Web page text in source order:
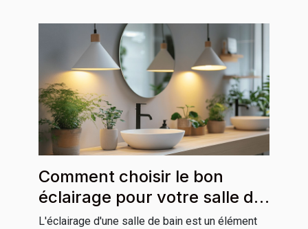
Comment choisir le bon
éclairage pour votre salle de
bain
L'éclairage d'une salle de bain est un élément